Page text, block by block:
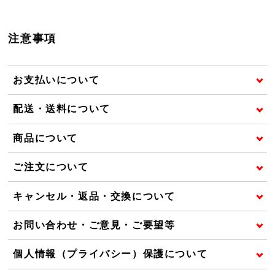
注意事項
お支払いについて
配送・送料について
商品について
ご注文について
キャンセル・返品・交換について
お問い合わせ・ご意見・ご要望等
個人情報（プライバシー）保護について